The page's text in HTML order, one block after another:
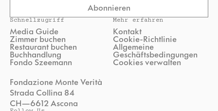
Abonnieren
Schnellzugriff
Media Guide
Zimmer buchen
Restaurant buchen
Buchhandlung
Fondo Szeemann
Mehr erfahren
Kontakt
Cookie-Richtlinie
Allgemeine
Geschäftsbedingungen
Cookies verwalten
Fondazione Monte Verità
Strada Collina 84
CH—6612 Ascona